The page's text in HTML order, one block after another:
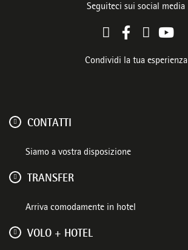
Seguiteci sui social media
Condividi la tua esperienza
CONTATTI
Siamo a vostra disposizione
TRANSFER
Arriva comodamente in hotel
VOLO + HOTEL